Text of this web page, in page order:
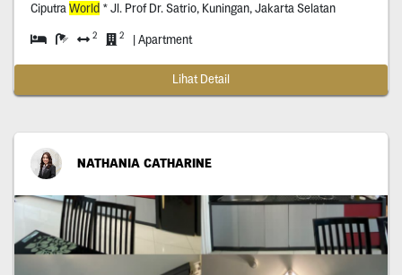
Ciputra World* Jl. Prof Dr. Satrio, Kuningan, Jakarta Selatan
2 2 | Apartment
Lihat Detail
NATHANIA CATHARINE